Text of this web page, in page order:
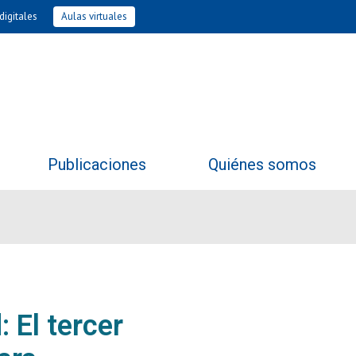
Aulas virtuales
Publicaciones Quiénes somos
El tercer